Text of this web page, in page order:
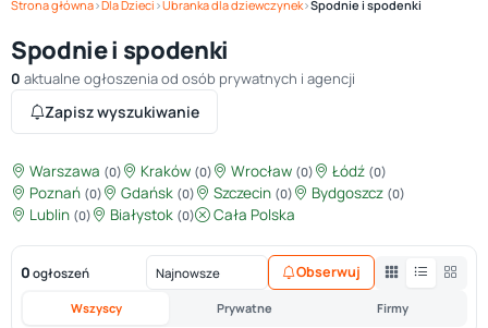
Strona główna›Dla Dzieci ›Ubranka dla dziewczynek›Spodnie i spodenki
Spodnie i spodenki
0 aktualne ogłoszenia od osób prywatnych i agencji
Zapisz wyszukiwanie
Warszawa (0) Kraków (0) Wrocław (0) Łódź (0)
Poznań (0) Gdańsk (0) Szczecin (0) Bydgoszcz (0)
Lublin (0) Białystok (0) Cała Polska
0 ogłoszeń
Wszyscy Prywatne Firmy
Obserwuj